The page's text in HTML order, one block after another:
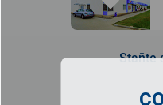
Staňte